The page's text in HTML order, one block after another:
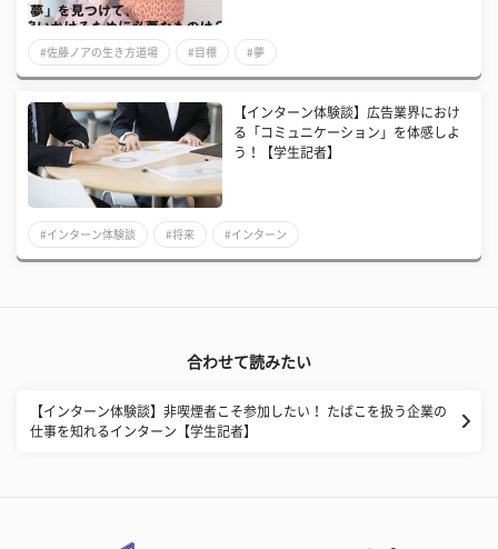
#佐藤ノアの生き方道場 #目標 #夢
【インターン体験談】広告業界におけ
る「コミュニケーション」を体感しよ
う！【学生記者】
#インターン体験談 #将来 #インターン
合わせて読みたい
【インターン体験談】非喫煙者こそ参加したい！ たばこを扱う企業の
仕事を知れるインターン【学生記者】